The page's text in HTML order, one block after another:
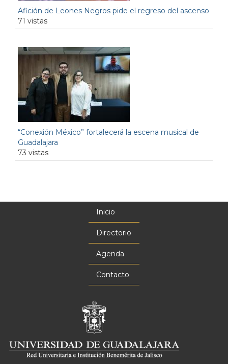
Afición de Leones Negros pide el regreso del ascenso
71 vistas
“Conexión México” fortalecerá la escena musical de
Guadalajara
73 vistas
Inicio
Directorio
Agenda
Contacto